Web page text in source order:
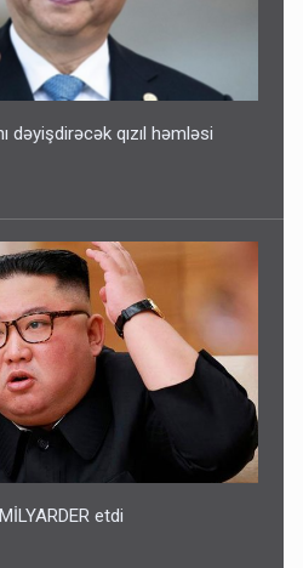
dəyişdirəcək qızıl həmləsi
etdi